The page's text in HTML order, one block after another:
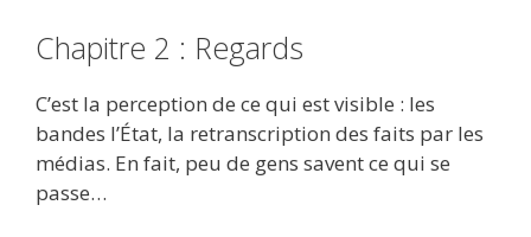
Chapitre 2 : Regards
C’est la perception de ce qui est visible : les
bandes l’État, la retranscription des faits par les
médias. En fait, peu de gens savent ce qui se
passe…